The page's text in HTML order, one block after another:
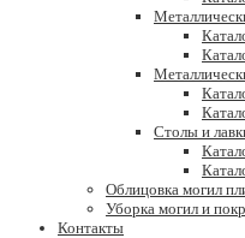
Столы и
Облицовка могил
Уборка могил и
Контакты